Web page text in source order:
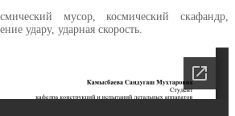
мусор, космический скафандр,
удару, ударная скорость.